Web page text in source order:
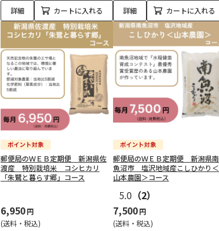
詳細 カートに入れる 詳細 カートに入れる
郵便局のＷＥＢ定期便 新潟県佐
渡産 特別栽培米 コシヒカリ
「朱鷺と暮らす郷」コース
6,950円
(送料・税込)
郵便局のＷＥＢ定期便 新潟県南
魚沼市 塩沢地域産こしひかり＜
山本農園＞コース
5.0 （2）
7,500円
(送料・税込)